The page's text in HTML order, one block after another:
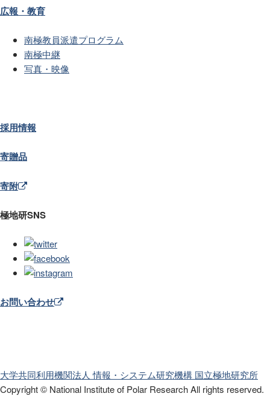
広報・教育
南極教員派遣プログラム
南極中継
写真・映像
採用情報
寄贈品
寄附
極地研SNS
お問い合わせ
大学共同利用機関法人 情報・システム研究機構 国立極地研究所
Copyright © National Institute of Polar ResearchAll rights reserved.